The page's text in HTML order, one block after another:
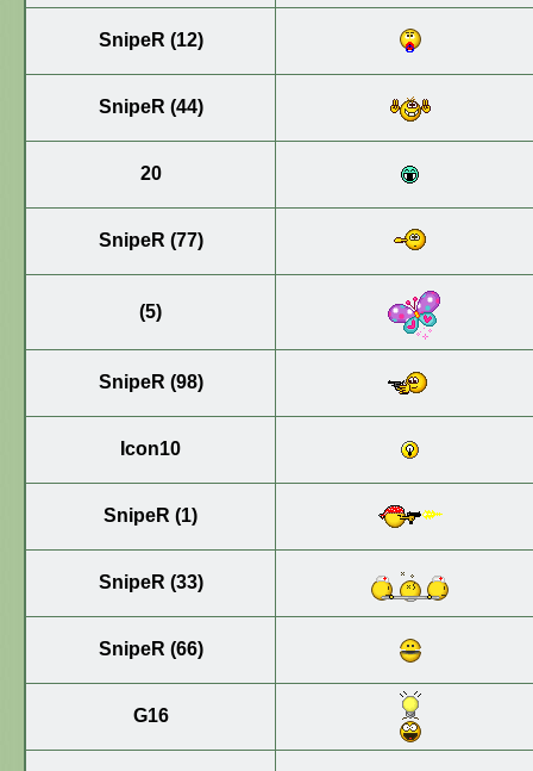
SnipeR (12)
SnipeR (44)
20
SnipeR (77)
(5)
SnipeR (98)
Icon10
SnipeR (1)
SnipeR (33)
SnipeR (66)
G16